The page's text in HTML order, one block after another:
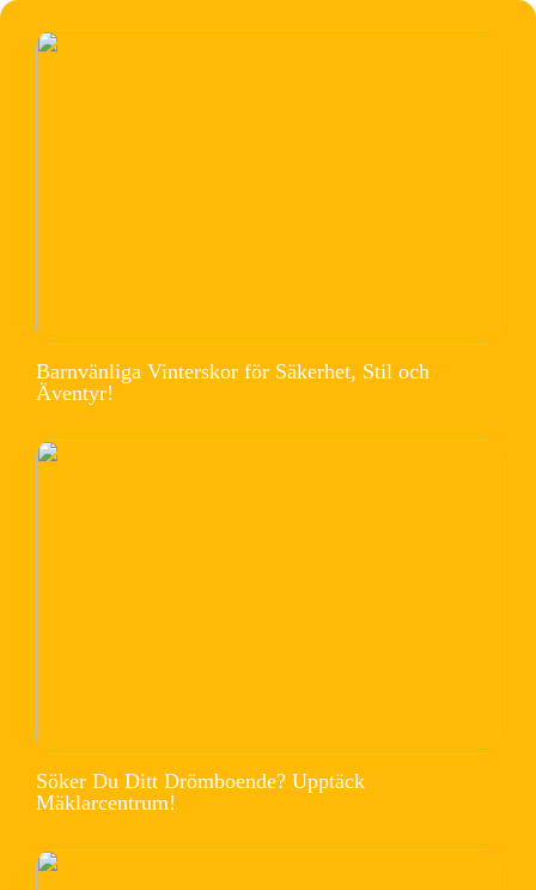
Barnvänliga Vinterskor för Säkerhet, Stil och
Äventyr!
Söker Du Ditt Drömboende? Upptäck
Mäklarcentrum!